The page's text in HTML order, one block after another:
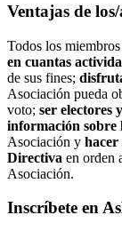
Ventajas de los/
Todos los
en cuantas
de sus fines;
Asociación pueda
voto; ser electores
información sobre
Asociación y hacer
Directiva en orden
Asociación.
Inscríbete en